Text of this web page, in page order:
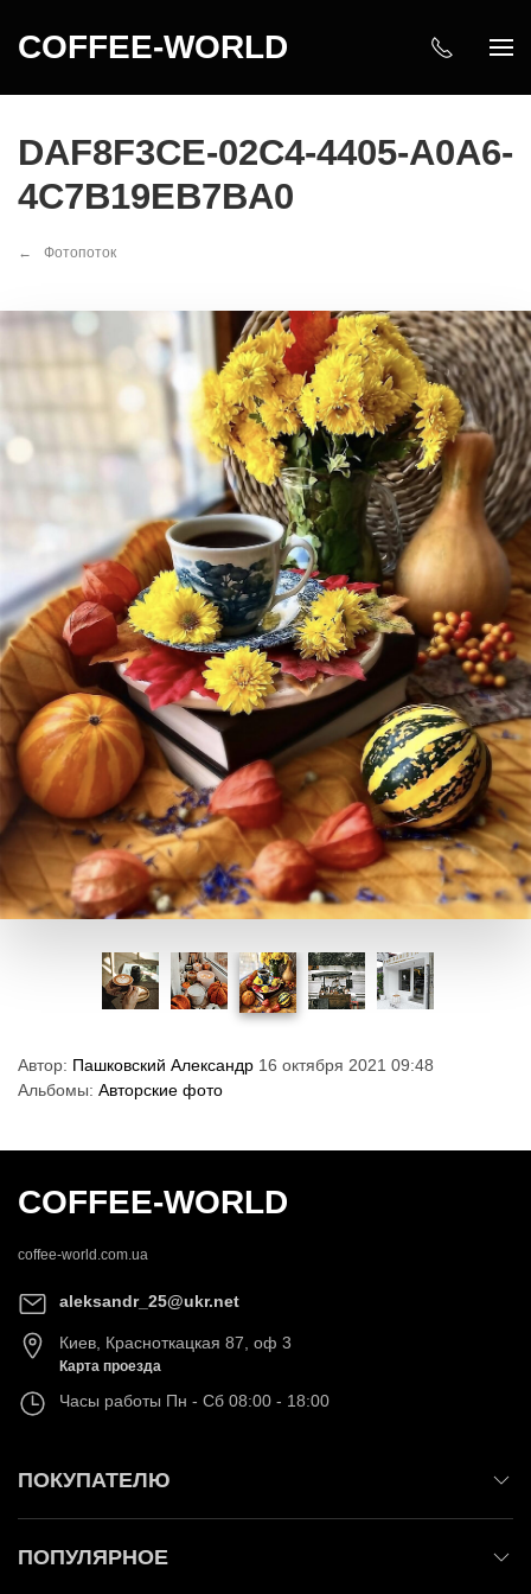
COFFEE-WORLD
DAF8F3CE-02C4-4405-A0A6-
4C7B19EB7BA0
Фотопоток
Автор: Пашковский Александр 16 октября 2021 09:48
Альбомы: Авторские фото
COFFEE-WORLD
coffee-world.com.ua
aleksandr_25@ukr.net
Киев Красноткацкая 87, оф 3
Карта проезда
Часы работы Пн - Сб 08:00 - 18:00
ПОКУПАТЕЛЮ
ПОПУЛЯРНОЕ